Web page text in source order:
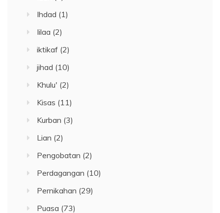
Ihdad (1)
Iilaa (2)
iktikaf (2)
jihad (10)
Khulu' (2)
Kisas (11)
Kurban (3)
Lian (2)
Pengobatan (2)
Perdagangan (10)
Pernikahan (29)
Puasa (73)